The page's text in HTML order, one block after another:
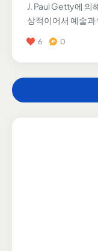
J. Paul Getty에 의
상적이어서 예술
6 0